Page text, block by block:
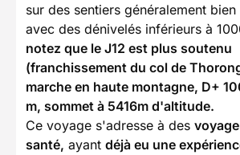
sur des sentiers généralement bien
avec des dénivelés inférieurs à
notez que le J12 est plus soutenu
(franchissement du col de
marche en haute montagne, D+
m, sommet à 5416m d'altitude.
Ce voyage s'adresse à des
santé, ayant déjà eu une